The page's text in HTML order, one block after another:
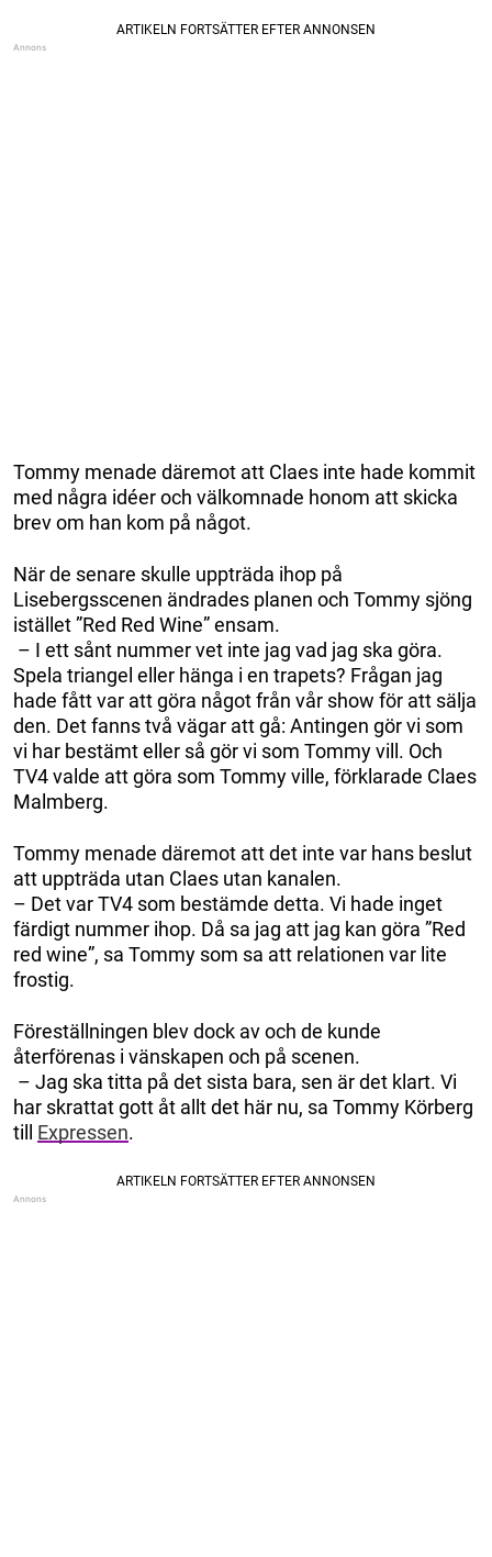
Tommy menade däremot att Claes inte hade kommit
med några idéer och välkomnade honom att skicka
brev om han kom på något.
När de senare skulle uppträda ihop på
Lisebergsscenen ändrades planen och Tommy sjöng
istället ”Red Red Wine” ensam.
– I ett sånt nummer vet inte jag vad jag ska göra.
Spela triangel eller hänga i en trapets? Frågan jag
hade fått var att göra något från vår show för att sälja
den. Det fanns två vägar att gå: Antingen gör vi som
vi har bestämt eller så gör vi som Tommy vill. Och
TV4 valde att göra som Tommy ville, förklarade Claes
Malmberg.
Tommy menade däremot att det inte var hans beslut
att uppträda utan Claes utan kanalen.
– Det var TV4 som bestämde detta. Vi hade inget
färdigt nummer ihop. Då sa jag att jag kan göra ”Red
red wine”, sa Tommy som sa att relationen var lite
frostig.
Föreställningen blev dock av och de kunde
återförenas i vänskapen och på scenen.
– Jag ska titta på det sista bara, sen är det klart. Vi
har skrattat gott åt allt det här nu, sa Tommy Körberg
till Expressen.